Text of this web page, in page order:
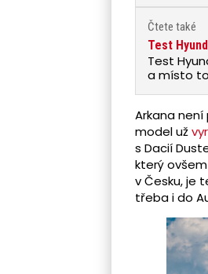
Čtete také
Test
Test
a místo
Arkana
model už
s Dacií
který
v Česku, je
třeba i do